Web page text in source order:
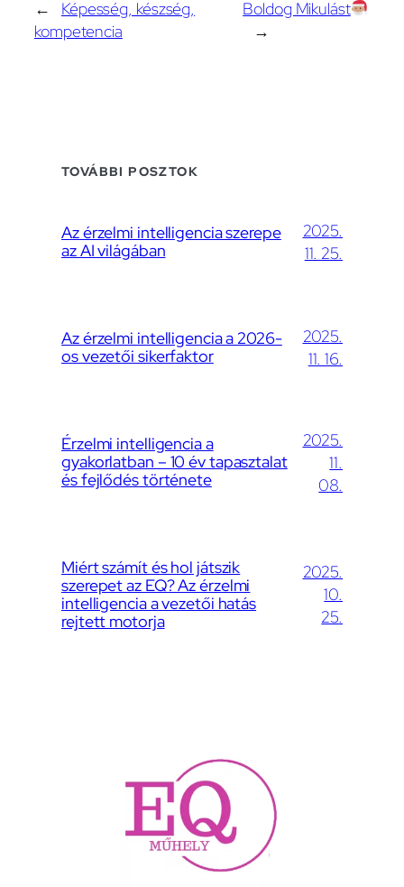
←
Képesség, készség,
kompetencia
Boldog Mikulást
→
TOVÁBBI POSZTOK
Az érzelmi intelligencia szerepe
az AI világában
2025.
11. 25.
Az érzelmi intelligencia a 2026-
os vezetői sikerfaktor
2025.
11. 16.
Érzelmi intelligencia a
gyakorlatban – 10 év tapasztalat
és fejlődés története
2025.
11.
08.
Miért számít és hol játszik
szerepet az EQ? Az érzelmi
intelligencia a vezetői hatás
rejtett motorja
2025.
10.
25.